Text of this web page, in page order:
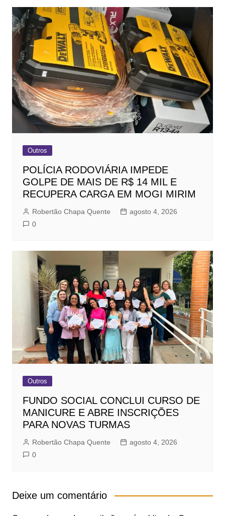
Outros
POLÍCIA RODOVIÁRIA IMPEDE
GOLPE DE MAIS DE R$ 14 MIL E
RECUPERA CARGA EM MOGI MIRIM
Robertão Chapa Quente
agosto 4, 2026
0
Outros
FUNDO SOCIAL CONCLUI CURSO DE
MANICURE E ABRE INSCRIÇÕES
PARA NOVAS TURMAS
Robertão Chapa Quente
agosto 4, 2026
0
Deixe um comentário